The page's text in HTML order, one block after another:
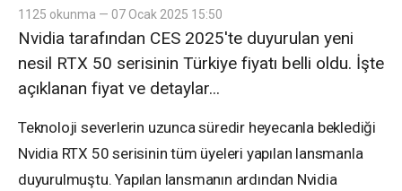
1125 okunma — 07 Ocak 2025 15:50
Nvidia tarafından CES 2025'te duyurulan yeni
nesil RTX 50 serisinin Türkiye fiyatı belli oldu. İşte
açıklanan fiyat ve detaylar...
Teknoloji severlerin uzunca süredir heyecanla beklediği
Nvidia RTX 50 serisinin tüm üyeleri yapılan lansmanla
duyurulmuştu. Yapılan lansmanın ardından Nvidia